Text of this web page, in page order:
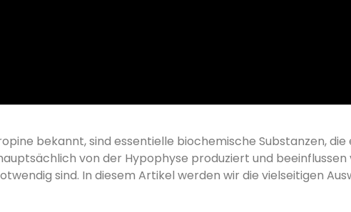
bekannt, sind essentielle biochemische Substanzen,
von der Hypophyse produziert und
sind. In diesem Artikel werden wir die vielseitigen